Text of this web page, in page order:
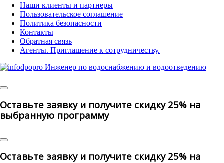
Наши клиенты и партнеры
Пользовательское соглашение
Политика безопасности
Контакты
Обратная связь
Агенты. Приглашение к сотрудничеству.
Оставьте заявку и получите скидку 25% на
выбранную программу
Оставьте заявку и получите скидку 25% на